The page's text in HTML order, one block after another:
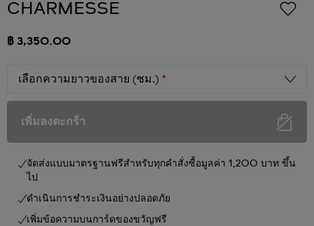
CHARMESSE
฿ 3,350.00
เลือกความยาวของสาย (ซม.) *
เพิ่มลงตะกร้า
จัดส่งแบบมาตรฐานฟรีสำหรับทุกคำสั่งซื้อมูลค่า 1,200 บาท ขึ้น
ไป
ดำเนินการชำระเงินอย่างปลอดภัย
เพิ่มข้อความบนการ์ดของขวัญฟรี